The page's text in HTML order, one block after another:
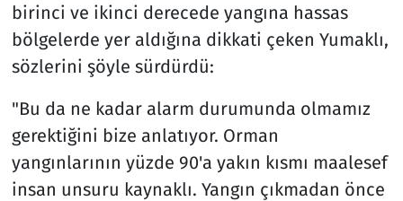
birinci ve ikinci derecede yangına hassas
bölgelerde yer aldığına dikkati çeken Yumaklı,
sözlerini şöyle sürdürdü:
"Bu da ne kadar alarm durumunda olmamız
gerektiğini bize anlatıyor. Orman
yangınlarının yüzde 90'a yakın kısmı maalesef
insan unsuru kaynaklı. Yangın çıkmadan önce